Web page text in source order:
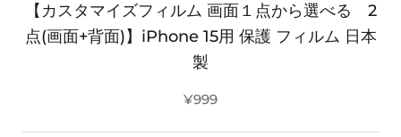
【カスタマイズフィルム 画面１点から選べる 2
点(画面+背面)】iPhone 15用 保護 フィルム 日本
製
¥999